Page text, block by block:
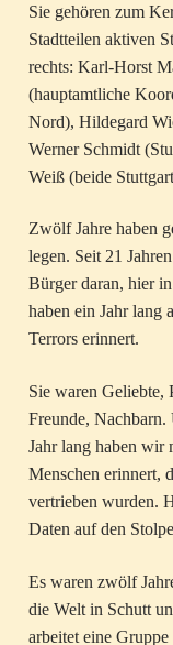
Sie gehören zum
Stadtteilen aktiven
rechts: Karl-Horst
(hauptamtliche
Nord), Hildegard
Werner Schmidt
Weiß (beide
Zwölf Jahre haben
legen. Seit 21
Bürger daran, hier
haben ein Jahr lang
Terrors erinnert.
Sie waren Geliebte,
Freunde,
Jahr lang haben wir
Menschen erinnert,
vertrieben wurden.
Daten auf den
Es waren zwölf
die Welt in Schutt
arbeitet eine